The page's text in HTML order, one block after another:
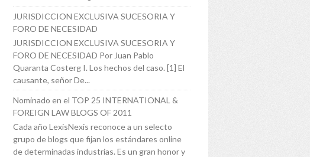
JURISDICCION EXCLUSIVA SUCESORIA Y
FORO DE NECESIDAD
JURISDICCION EXCLUSIVA SUCESORIA Y
FORO DE NECESIDAD Por Juan Pablo
Quaranta Costerg I. Los hechos del caso. [1] El
causante, señor De...
Nominado en el TOP 25 INTERNATIONAL &
FOREIGN LAW BLOGS OF 2011
Cada año LexisNexis reconoce a un selecto
grupo de blogs que fijan los estándares online
de determinadas industrias. Es un gran honor y